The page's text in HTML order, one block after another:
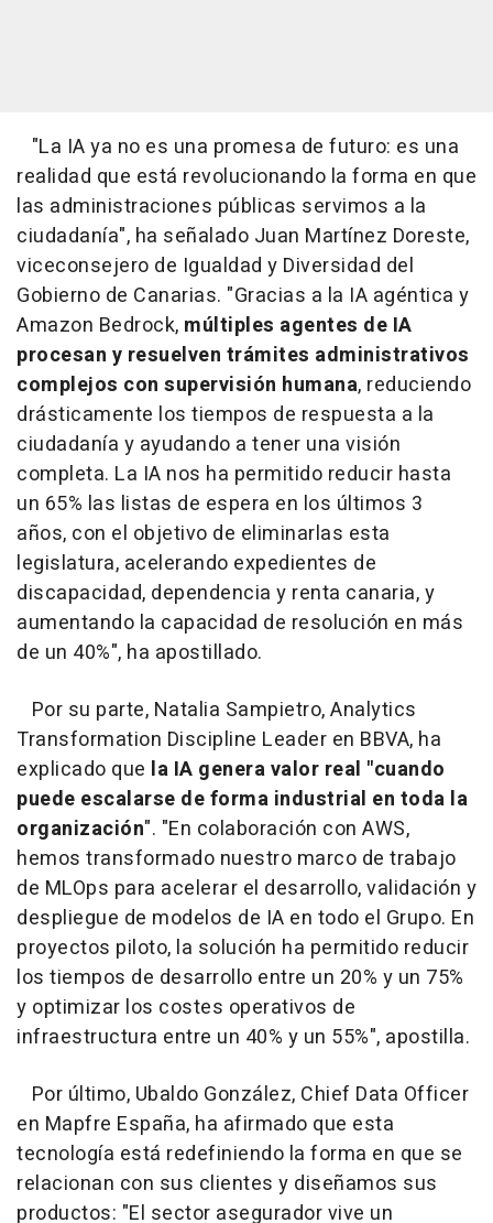
"La IA ya no es una promesa de futuro: es una
realidad que está revolucionando la forma en que
las administraciones públicas servimos a la
ciudadanía", ha señalado Juan Martínez Doreste,
viceconsejero de Igualdad y Diversidad del
Gobierno de Canarias. "Gracias a la IA agéntica y
Amazon Bedrock, múltiples agentes de IA
procesan y resuelven trámites administrativos
complejos con supervisión humana, reduciendo
drásticamente los tiempos de respuesta a la
ciudadanía y ayudando a tener una visión
completa. La IA nos ha permitido reducir hasta
un 65% las listas de espera en los últimos 3
años, con el objetivo de eliminarlas esta
legislatura, acelerando expedientes de
discapacidad, dependencia y renta canaria, y
aumentando la capacidad de resolución en más
de un 40%", ha apostillado.
Por su parte, Natalia Sampietro, Analytics
Transformation Discipline Leader en BBVA, ha
explicado que la IA genera valor real "cuando
puede escalarse de forma industrial en toda la
organización". "En colaboración con AWS,
hemos transformado nuestro marco de trabajo
de MLOps para acelerar el desarrollo, validación y
despliegue de modelos de IA en todo el Grupo. En
proyectos piloto, la solución ha permitido reducir
los tiempos de desarrollo entre un 20% y un 75%
y optimizar los costes operativos de
infraestructura entre un 40% y un 55%", apostilla.
Por último, Ubaldo González, Chief Data Officer
en Mapfre España, ha afirmado que esta
tecnología está redefiniendo la forma en que se
relacionan con sus clientes y diseñamos sus
productos: "El sector asegurador vive un